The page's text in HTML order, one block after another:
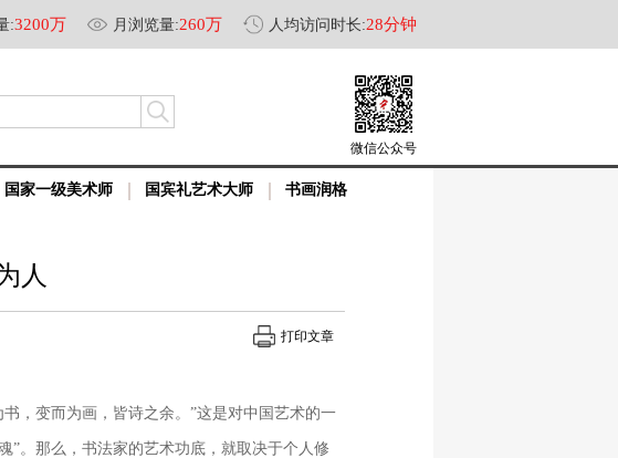
:3200万 月浏览量:260万 人均访问时长:28分钟
微信公众号
国家一级美术师 国宾礼艺术大师 书画润格
人
打印文章
，变而为画，皆诗之余。”这是对中国艺术的一
”。那么，书法家的艺术功底，就取决于个人修